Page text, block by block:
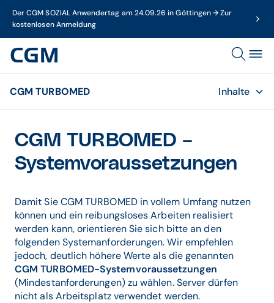
Der CGM SOZIAL Anwendertag am 24.09.26 in Göttingen → Zur
kostenlosen Anmeldung
CGM TURBOMED Inhalte
CGM TURBOMED –
Systemvoraussetzungen
Damit Sie CGM TURBOMED in vollem Umfang nutzen
können und ein reibungsloses Arbeiten realisiert
werden kann, orientieren Sie sich bitte an den
folgenden Systemanforderungen. Wir empfehlen
jedoch, deutlich höhere Werte als die genannten
CGM TURBOMED-Systemvoraussetzungen
(Mindestanforderungen) zu wählen. Server dürfen
nicht als Arbeitsplatz verwendet werden.